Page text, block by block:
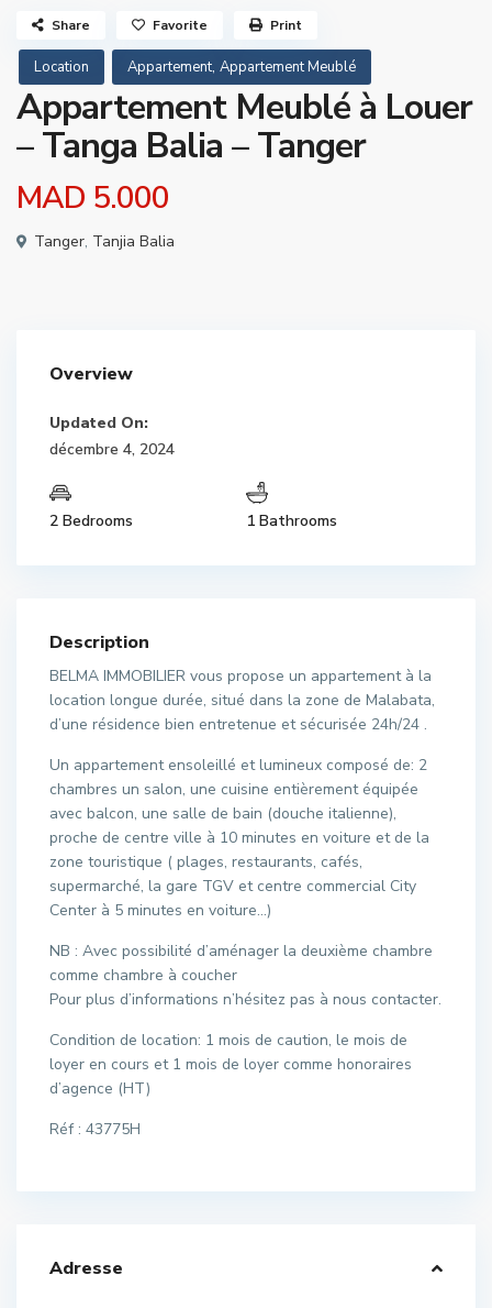
Location Appartement, Appartement Meublé
Appartement Meublé à Louer
– Tanga Balia – Tanger
MAD 5.000
Tanger, Tanjia Balia
Share Favorite Print
Overview
Updated On:
décembre 4, 2024
2 Bedrooms 1 Bathrooms
Description
BELMA IMMOBILIER vous propose un appartement à la
location longue durée, situé dans la zone de Malabata,
d’une résidence bien entretenue et sécurisée 24h/24 .
Un appartement ensoleillé et lumineux composé de: 2
chambres un salon, une cuisine entièrement équipée
avec balcon, une salle de bain (douche italienne),
proche de centre ville à 10 minutes en voiture et de la
zone touristique ( plages, restaurants, cafés,
supermarché, la gare TGV et centre commercial City
Center à 5 minutes en voiture…)
NB : Avec possibilité d’aménager la deuxième chambre
comme chambre à coucher
Pour plus d’informations n’hésitez pas à nous contacter.
Condition de location: 1 mois de caution, le mois de
loyer en cours et 1 mois de loyer comme honoraires
d’agence (HT)
Réf : 43775H
Adresse